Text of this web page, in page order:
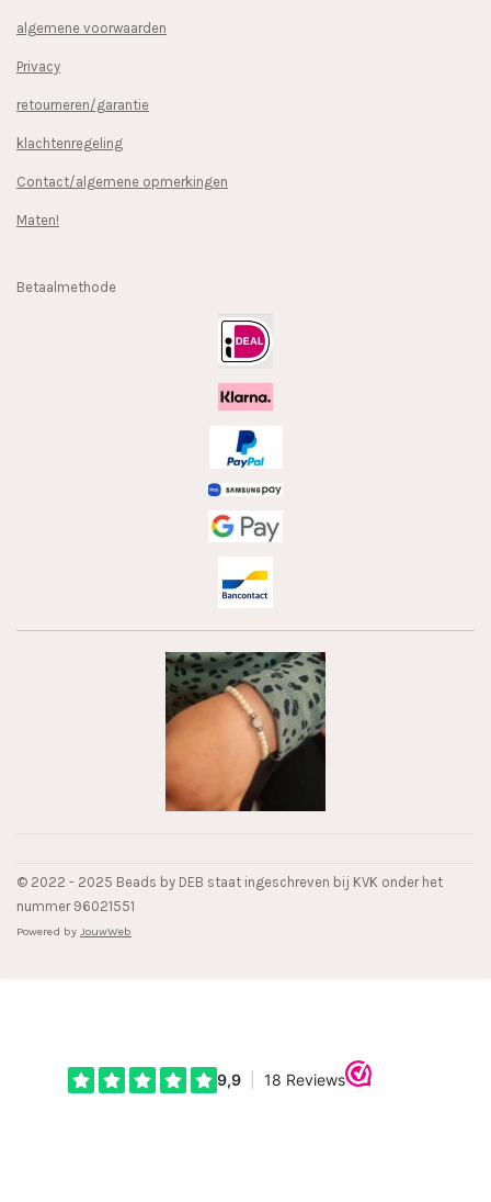
algemene voorwaarden
Privacy
retourneren/garantie
klachtenregeling
Contact/algemene opmerkingen
Maten!
Betaalmethode
© 2022 - 2025 Beads by DEB staat ingeschreven bij KVK onder het
nummer 96021551
Powered by JouwWeb